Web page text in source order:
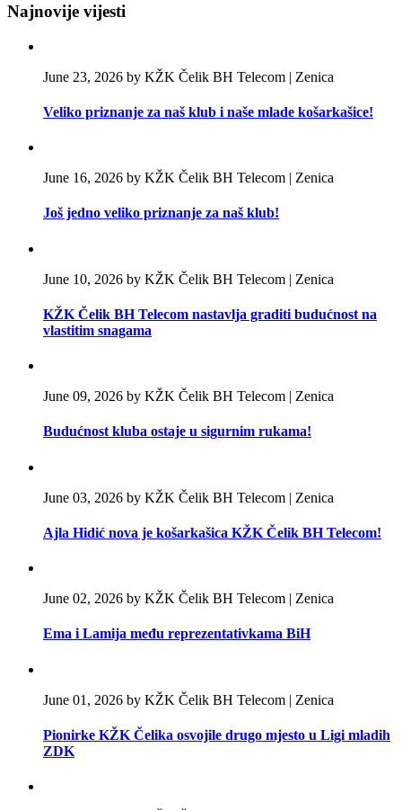
Najnovije vijesti
June 23, 2026 by KŽK Čelik BH Telecom | Zenica
Veliko priznanje za naš klub i naše mlade košarkašice!
June 16, 2026 by KŽK Čelik BH Telecom | Zenica
Još jedno veliko priznanje za naš klub!
June 10, 2026 by KŽK Čelik BH Telecom | Zenica
KŽK Čelik BH Telecom nastavlja graditi budućnost na
vlastitim snagama
June 09, 2026 by KŽK Čelik BH Telecom | Zenica
Budućnost kluba ostaje u sigurnim rukama!
June 03, 2026 by KŽK Čelik BH Telecom | Zenica
Ajla Hidić nova je košarkašica KŽK Čelik BH Telecom!
June 02, 2026 by KŽK Čelik BH Telecom | Zenica
Ema i Lamija među reprezentativkama BiH
June 01, 2026 by KŽK Čelik BH Telecom | Zenica
Pionirke KŽK Čelika osvojile drugo mjesto u Ligi mladih
ZDK